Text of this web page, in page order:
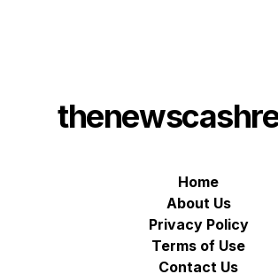
Home
About Us
Privacy Policy
Terms of Use
Contact Us